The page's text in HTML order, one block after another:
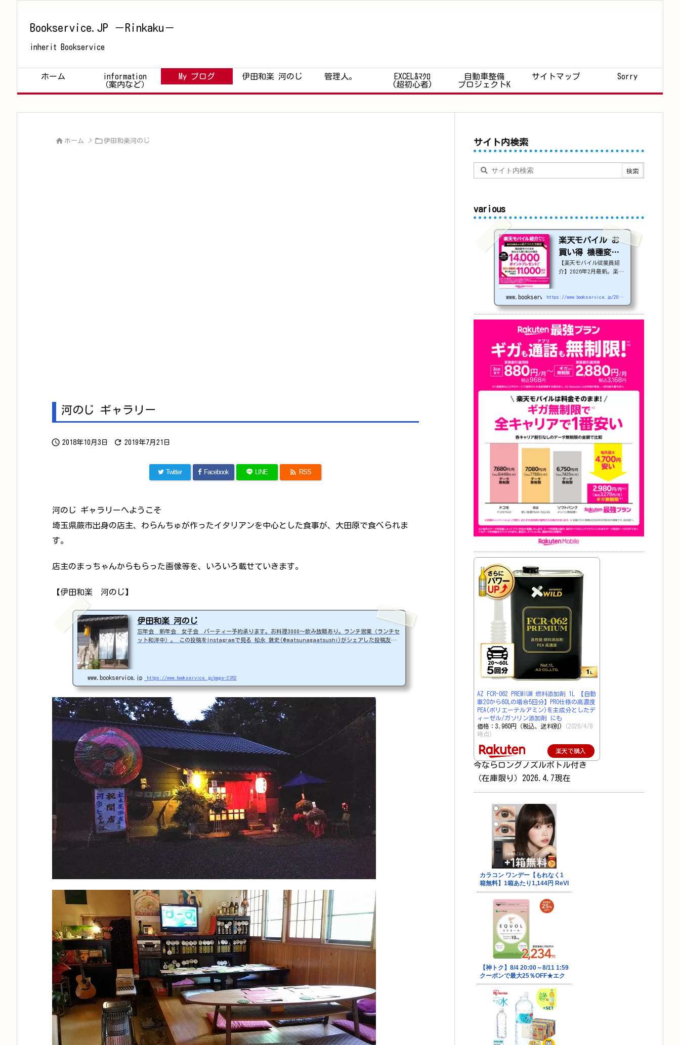
Bookservice.JP －Rinkaku－
inherit Bookservice
ホーム
information
（案内など）
My ブログ 伊田和楽 河のじ 管理人。
EXCEL&ﾏｸﾛ
(超初心者)
自動車整備
プロジェクトK
サイトマップ Sorry
 ホーム > 伊田和楽河のじ
河のじ ギャラリー
 2018年10月3日  2019年7月21日
Twitter Facebook LINE  RSS
河のじ ギャラリーへようこそ
埼玉県蕨市出身の店主、わらんちゅが作ったイタリアンを中心とした食事が、大田原で食べられま
す。
店主のまっちゃんからもらった画像等を、いろいろ載せていきます。
【伊田和楽 河のじ】
伊田和楽 河のじ
忘年会 新年会 女子会 パーティー予約承ります。お料理3000〜飲み放題あり。ランチ営業（ランチセ
ット和洋中）。 この投稿をInstagramで見る 松永 敦史(@matsunagaatsushi)がシェアした投稿友人
店。埼玉県蕨市出身のマスター...
www.bookservice.jp https://www.bookservice.jp/page-2352
サイト内検索
various
楽天モバイル お
買い得 機種変更
or 社員紹介 2026
年4月更新
【楽天モバイル従業員紹
介】2026年2月最新。楽天
円割引になる、nubia S2
Rなどのお得な対象機種を
紹介します。
22000
円引き機種、続々登場！
OPPO A5 5G
追加（2026/3）
nubia S2R (ZTE)
1円
Samsung
Galaxy A25 5G
円
OPPO A3 5G
arrow
s We2
1円
arrows We2 Plus
円
値下げ（2026/3/
AQUOS sense9
3,900円
Phone (3a)
128GB
24,900～(値下
げ)
※iphoneは楽天モバ
イルサイトからご...
www.bookservice.jp https://www.bookservice.jp/2025/07/06/post-48181
AZ FCR-062 PREMIUM 燃料添加剤 1L 【自動
車20から60Lの場合5回分】PRO仕様の高濃度
PEA(ポリエーテルアミン)を主成分としたデ
ィーゼル/ガソリン添加剤 にも
価格：3,960円（税込、送料別)
(2026/4/8
時点)
楽天で購入
今ならロングノズルボトル付き
（在庫限り）2026.4.7現在